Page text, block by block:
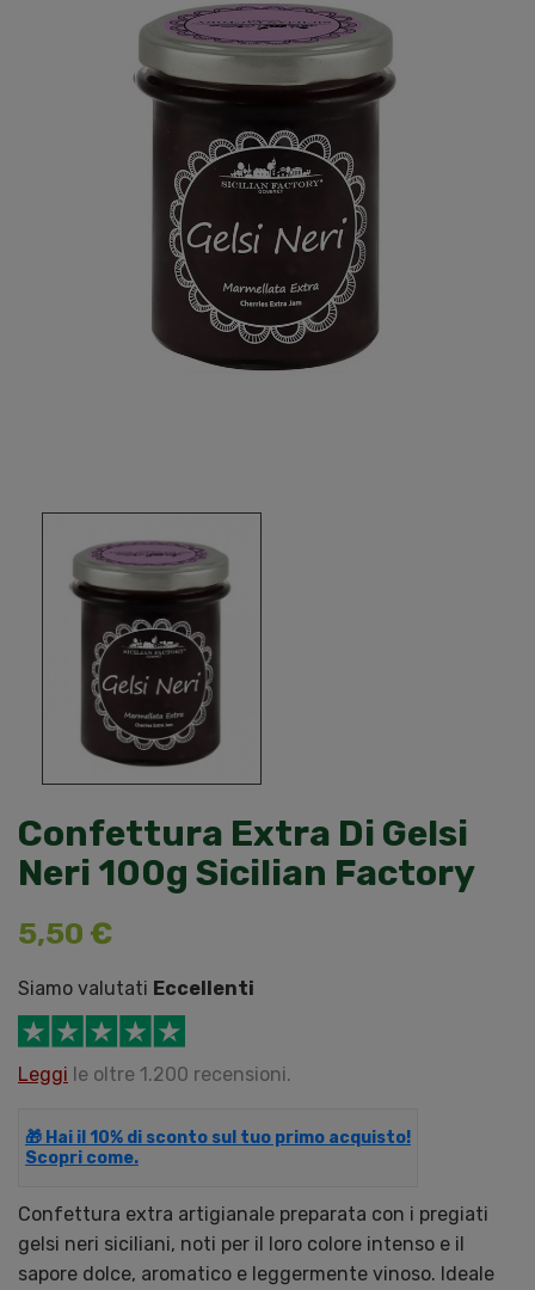
Confettura Extra Di Gelsi
Neri 100g Sicilian Factory
5,50 €
Siamo valutati Eccellenti
Leggi le oltre 1.200 recensioni.
🎁 Hai il 10% di sconto sul tuo primo acquisto!
Scopri come.
Confettura extra artigianale preparata con i pregiati
gelsi neri siciliani, noti per il loro colore intenso e il
sapore dolce, aromatico e leggermente vinoso. Ideale